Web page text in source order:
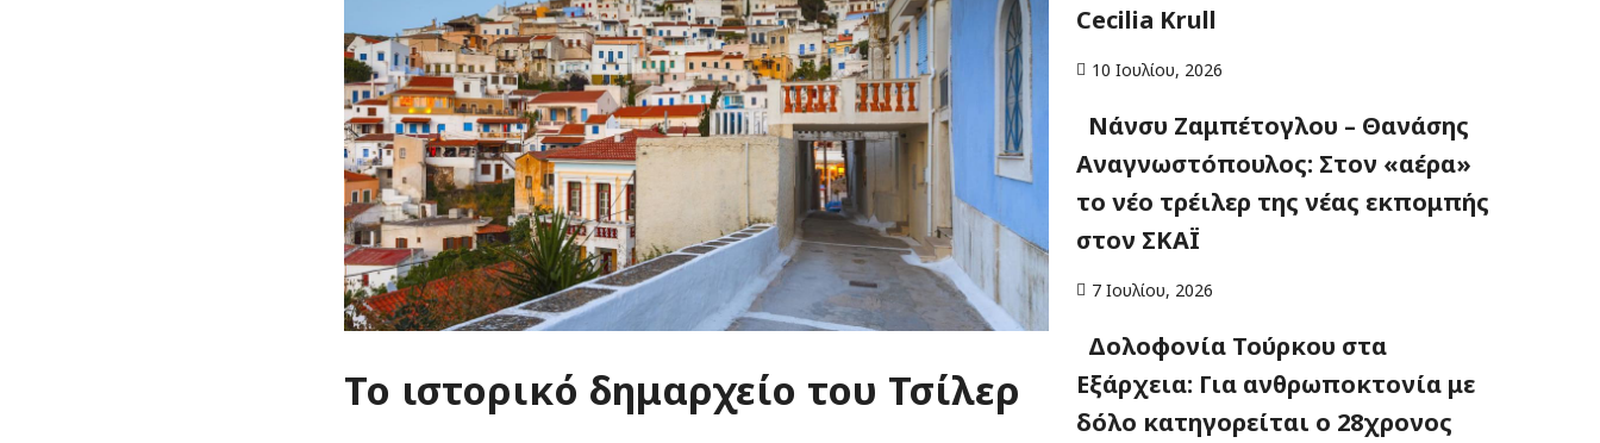
Το ιστορικό δημαρχείο του Τσίλερ
Cecilia Krull
10 Ιουλίου, 2026
Νάνσυ Ζαμπέτογλου – Θανάσης
Αναγνωστόπουλος: Στον «αέρα»
το νέο τρέιλερ της νέας εκπομπής
στον ΣΚΑΪ
7 Ιουλίου, 2026
Δολοφονία Τούρκου στα
Εξάρχεια: Για ανθρωποκτονία με
δόλο κατηγορείται ο 28χρονος